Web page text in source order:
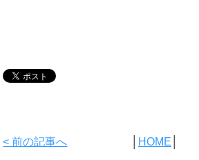
< 前の記事へ HOME